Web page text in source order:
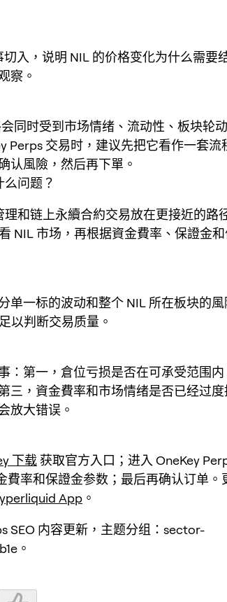
入，说明 NIL 的价格变化为什么需要
察。
同时受到市场情绪、流动性、板块轮
Perps 交易时，建议先把它看作一套流
认風險，然后再下單。
问题？
理和链上永續合約交易放在更接近的路
NIL 市场，再根据資金費率、保證金
单一标的波动和整个 NIL 所在板块的
以判断交易质量。
：第一，倉位亏损是否在可承受范围
三，資金費率和市场情绪是否已经过
放大错误。
下载 获取官方入口；进入 OneKey
費率和保證金参数；最后再确认订单。
App 。
SEO 内容更新，主题分组：sector-
。